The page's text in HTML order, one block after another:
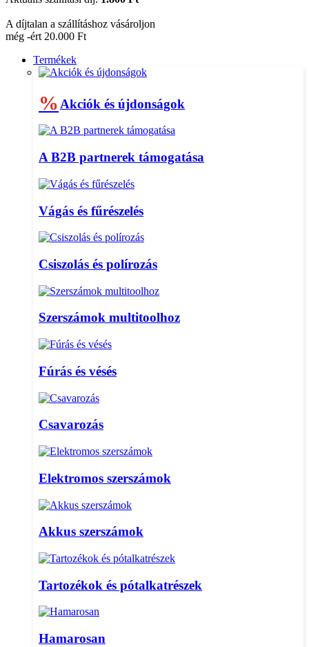
A díjtalan a szállításhoz vásároljon
még -ért 20.000 Ft
Termékek
% Akciók és újdonságok
A B2B partnerek támogatása
Vágás és fűrészelés
Csiszolás és polírozás
Szerszámok multitoolhoz
Fúrás és vésés
Csavarozás
Elektromos szerszámok
Akkus szerszámok
Tartozékok és pótalkatrészek
Hamarosan